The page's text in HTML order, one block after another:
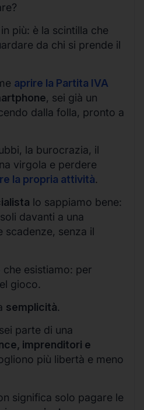
più: è la scintilla che
da chi si prende il
aprire la Partita IVA
, sei già un
dalla folla, pronto a
la burocrazia, il
virgola e perdere
la propria attività.
lo sappiamo bene:
davanti a una
scadenze, senza il
esistiamo: per
gioco.
semplicità.
parte di una
imprenditori e
più libertà e meno
significa solo pagare le